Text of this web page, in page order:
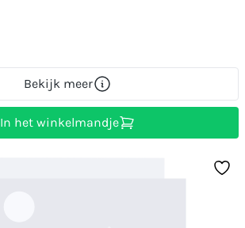
Bekijk meer
In het winkelmandje